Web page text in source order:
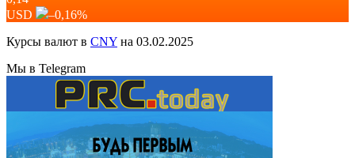
USD
–0,16%
Курсы валют в CNY на 03.02.2025
Мы в Telegram